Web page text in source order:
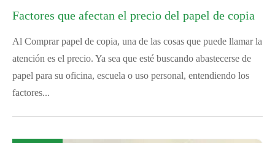
Factores que afectan el precio del papel de copia
Al Comprar papel de copia, una de las cosas que puede llamar la
atención es el precio. Ya sea que esté buscando abastecerse de
papel para su oficina, escuela o uso personal, entendiendo los
factores...